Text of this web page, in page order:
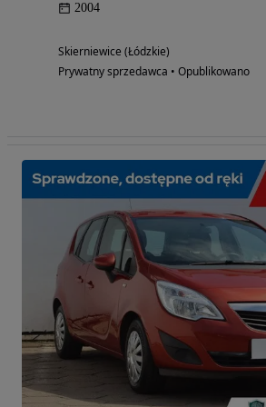
2004
Skierniewice (Łódzkie)
Prywatny sprzedawca • Opublikowano